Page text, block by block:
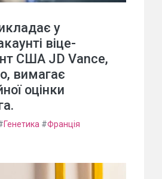
у
віце-
США JD Vance,
вимагає
оцінки
Генетика #Франція